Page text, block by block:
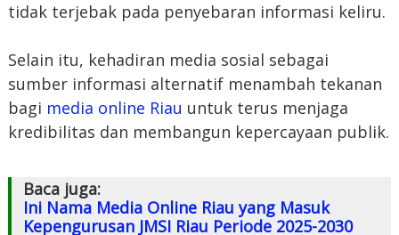
tidak terjebak pada penyebaran informasi keliru.
Selain itu, kehadiran media sosial sebagai
sumber informasi alternatif menambah tekanan
bagi media online Riau untuk terus menjaga
kredibilitas dan membangun kepercayaan publik.
Baca juga:
Ini Nama Media Online Riau yang Masuk
Kepengurusan JMSI Riau Periode 2025-2030